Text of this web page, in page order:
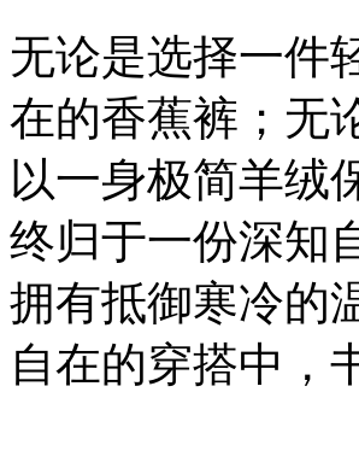
无论是选择一件
在的香蕉裤；无
以一身极简羊
终归于一份深知
拥有抵御寒冷的
自在的穿搭中，